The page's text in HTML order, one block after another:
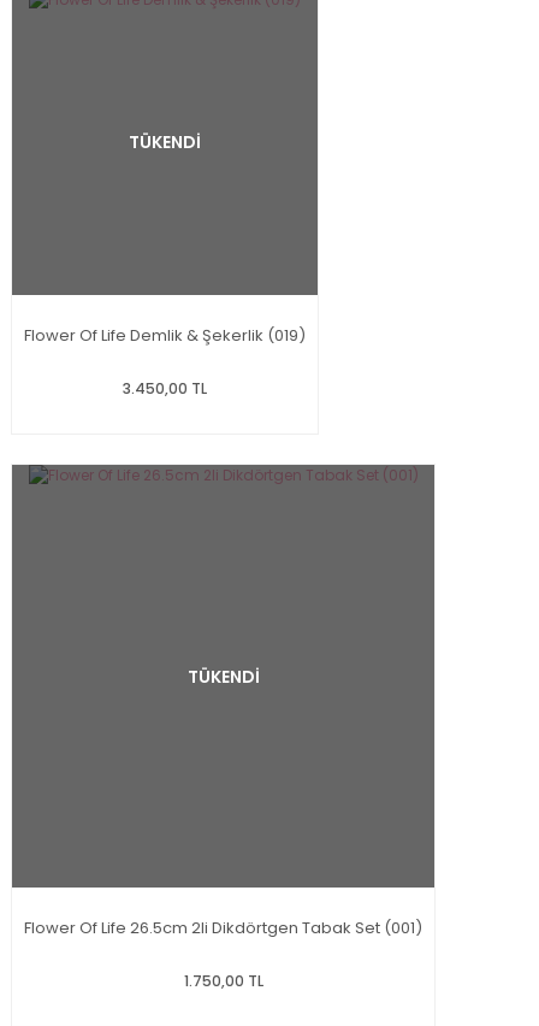
TÜKENDİ
Flower Of Life Demlik & Şekerlik (019)
3.450,00 TL
TÜKENDİ
Flower Of Life 26.5cm 2li Dikdörtgen Tabak Set (001)
1.750,00 TL